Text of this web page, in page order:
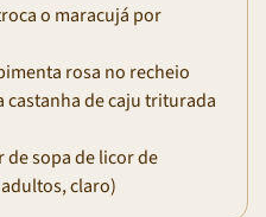
o maracujá por
rosa no recheio
castanha de caju triturada
de sopa de licor de
claro)